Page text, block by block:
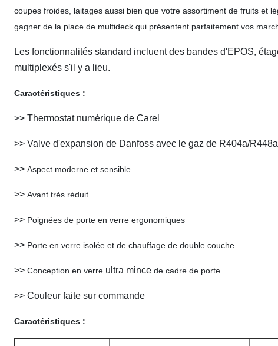
coupes froides, laitages aussi bien que votre assortiment de fruits et
gagner de la place de multideck qui présentent parfaitement vos
Les fonctionnalités standard incluent des bandes d'EPOS,
multiplexés s'il y a lieu.
Caractéristiques :
>> Thermostat numérique de Carel
>> Valve d'expansion de Danfoss avec le gaz de R404a/
>> Aspect moderne et sensible
>> Avant très réduit
>> Poignées de porte en verre ergonomiques
>> Porte en verre isolée et de chauffage de double couche
>> Conception en verre ultra mince de cadre de porte
>> Couleur faite sur commande
Caractéristiques :